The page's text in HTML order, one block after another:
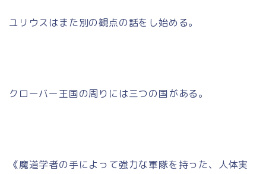
ユリウスはまた別の観点の話をし始める。
クローバー王国の周りには三つの国がある。
《魔道学者の手によって強力な軍隊を持った、人体実